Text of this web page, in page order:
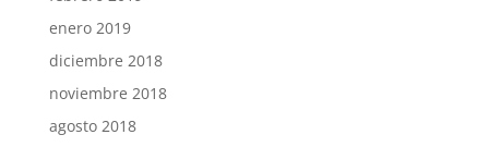
enero 2019
diciembre 2018
noviembre 2018
agosto 2018